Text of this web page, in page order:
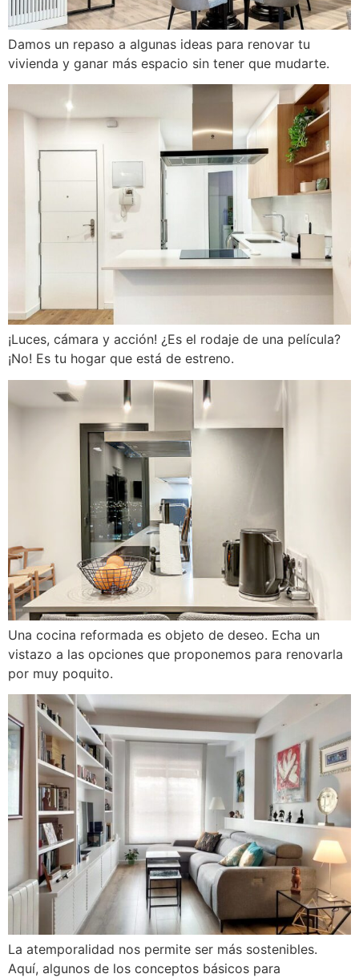
Damos un repaso a algunas ideas para renovar tu
vivienda y ganar más espacio sin tener que mudarte.
¡Luces, cámara y acción! ¿Es el rodaje de una película?
¡No! Es tu hogar que está de estreno.
Una cocina reformada es objeto de deseo. Echa un
vistazo a las opciones que proponemos para renovarla
por muy poquito.
La atemporalidad nos permite ser más sostenibles.
Aquí, algunos de los conceptos básicos para